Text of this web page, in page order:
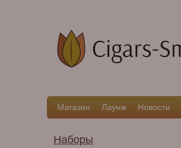
Магазин Лаунж Новости
Наборы